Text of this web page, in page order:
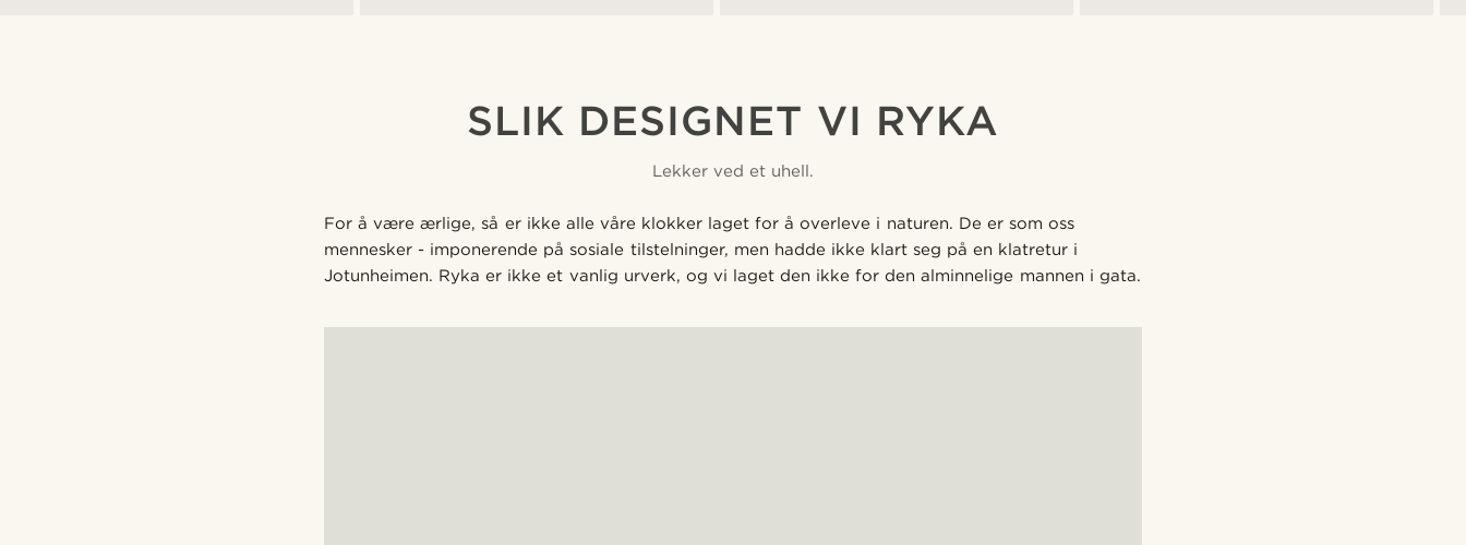
SLIK DESIGNET VI RYKA
Lekker ved et uhell.
For å være ærlige, så er ikke alle våre klokker laget for å overleve i naturen. De er som oss
mennesker - imponerende på sosiale tilstelninger, men hadde ikke klart seg på en klatretur i
Jotunheimen. Ryka er ikke et vanlig urverk, og vi laget den ikke for den alminnelige mannen i gata.